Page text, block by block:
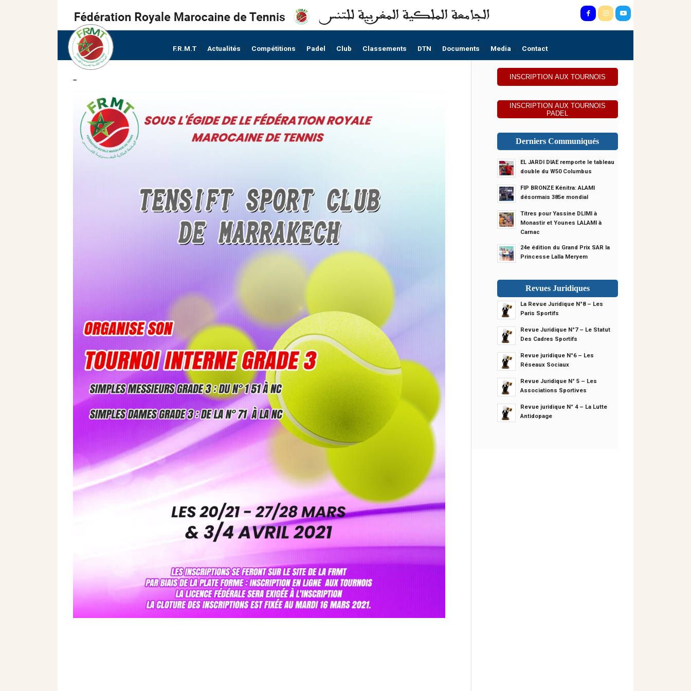
F.R.M.T Actualités Compétitions Padel Club Classements DTN Documents Media Contact
– INSCRIPTION AUX TOURNOIS
INSCRIPTION AUX TOURNOIS
PADEL
Derniers Communiqués
EL JARDI DIAE remporte le tableau
double du W50 Columbus
FIP BRONZE Kénitra: ALAMI
désormais 385e mondial
Titres pour Yassine DLIMI à
Monastir et Younes LALAMI à
Carnac
24e édition du Grand Prix SAR la
Princesse Lalla Meryem
Revues Juridiques
La Revue Juridique N°8 – Les
Paris Sportifs
Revue Juridique N°7 – Le Statut
Des Cadres Sportifs
Revue juridique N°6 – Les
Réseaux Sociaux
Revue Juridique N° 5 – Les
Associations Sportives
Revue juridique N° 4 – La Lutte
Antidopage